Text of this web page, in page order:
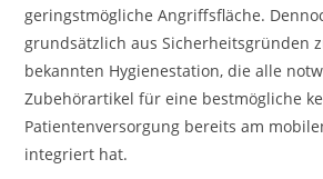
geringstmögliche Angriffsfläche.
grundsätzlich aus Sicherheitsgründen
bekannten Hygienestation, die alle
Zubehörartikel für eine bestmögliche
Patientenversorgung bereits am
integriert hat.